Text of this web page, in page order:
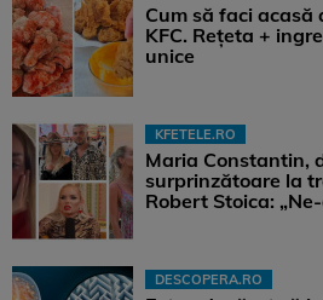
Cum să faci acasă
KFC. Rețeta +
unice
KFETELE.RO
Maria Constantin,
surprinzătoare la
Robert Stoica:
DESCOPERA.RO